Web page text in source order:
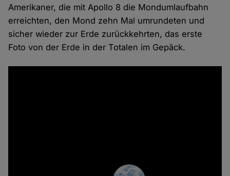
Amerikaner, die mit Apollo 8 die Mondumlaufbahn
erreichten, den Mond zehn Mal umrundeten und
sicher wieder zur Erde zurückkehrten, das erste
Foto von der Erde in der Totalen im Gepäck.